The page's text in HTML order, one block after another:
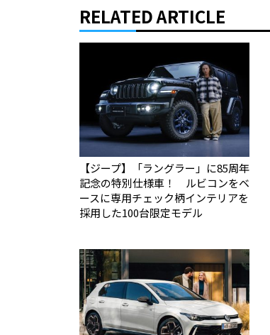
RELATED ARTICLE
【ジープ】「ラングラー」に85周年
記念の特別仕様車！ ルビコンをベ
ースに専用チェック柄インテリアを
採用した100台限定モデル